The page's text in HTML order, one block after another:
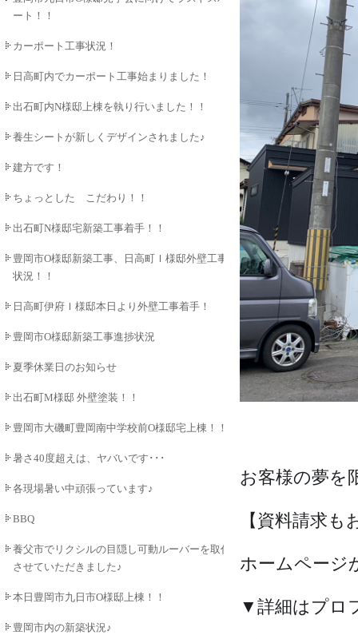
お客様の夢を
【資料請求も
ホームページ
▼詳細はプロ
ート！！
カーポート工事状況！
日高町内でカーポート工事始まりました！
出石町内N様邸上棟を執り行いました！！
養生シートが新しくデザインされました♪
建方です！
ちょっとした こだわり！！
出石町N様邸宅新築工事着手！！
豊岡市O様邸新築工事、日高町Ｉ様邸外壁工事
状況！！
日高町伊府Ｉ様邸本日より外壁工事着手！
豊岡市O様邸新築工事進捗状況
夏季休業日のお知らせ
出石町M様邸 外壁塗装！！
豊岡市大磯町豊岡南中学校前O様邸宅上棟！！
暑さ40度超えは、ヤバいです･･･
各現場暑い中頑張っています♪
BBQ
養父市でリクシルの目隠し可動ルーバーを取付
させていただきました♪
本日豊岡市九日市O様邸上棟！！
豊岡市内の新築状況♪